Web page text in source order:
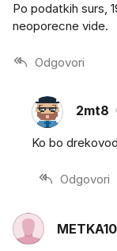
Po podatkih surs,
neoporecne vide.
Odgovori
2mt8
Ko bo
Odgovori